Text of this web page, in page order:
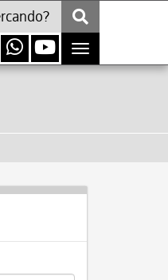
Toggle
navigation